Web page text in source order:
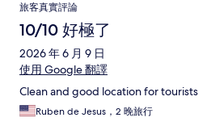
旅客真實評論
10/10 好極了
2026 年 6 月 9 日
使用 Google 翻譯
Clean and good location for tourists
Ruben de Jesus，2 晚旅行